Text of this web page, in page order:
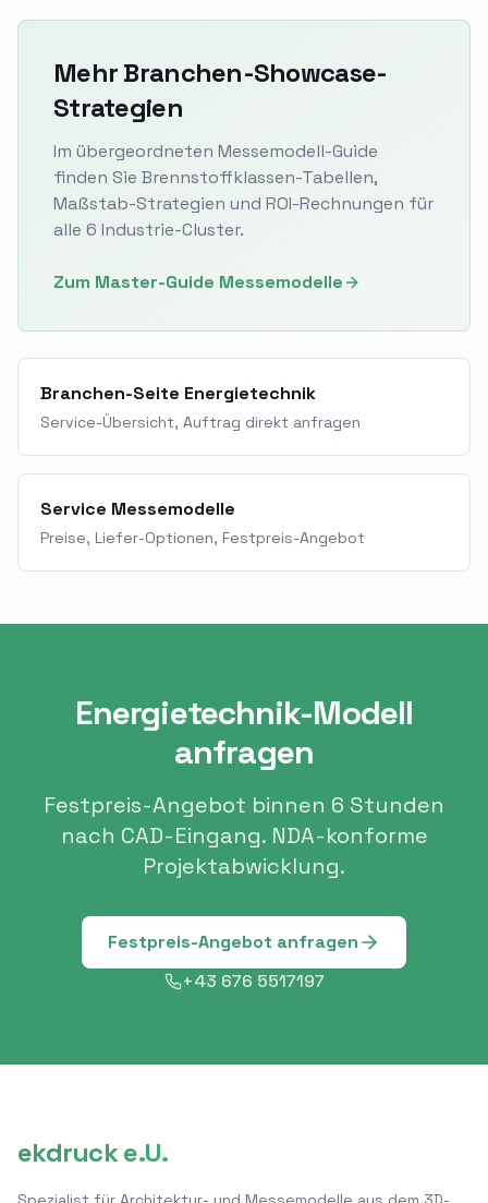
Mehr Branchen-Showcase-
Strategien
Im übergeordneten Messemodell-Guide
finden Sie Brennstoffklassen-Tabellen,
Maßstab-Strategien und ROI-Rechnungen für
alle 6 Industrie-Cluster.
Zum Master-Guide Messemodelle
Branchen-Seite Energietechnik
Service-Übersicht, Auftrag direkt anfragen
Service Messemodelle
Preise, Liefer-Optionen, Festpreis-Angebot
Energietechnik-Modell
anfragen
Festpreis-Angebot binnen 6 Stunden
nach CAD-Eingang. NDA-konforme
Projektabwicklung.
Festpreis-Angebot anfragen
+43 676 5517197
ekdruck e.U.